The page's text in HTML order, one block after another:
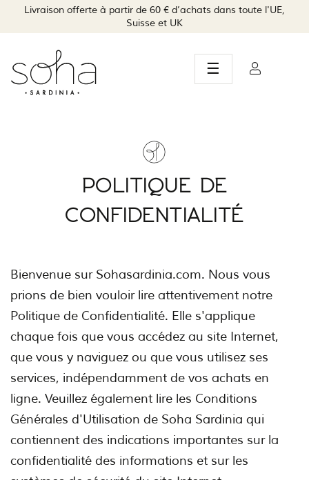
Livraison offerte à partir de 60 € d’achats dans toute l'UE,
Suisse et UK
Basculer
la
☰
POLITIQUE DE
CONFIDENTIALITÉ
Bienvenue sur Sohasardinia.com. Nous vous
prions de bien vouloir lire attentivement notre
Politique de Confidentialité. Elle s'applique
chaque fois que vous accédez au site Internet,
que vous y naviguez ou que vous utilisez ses
services, indépendamment de vos achats en
ligne. Veuillez également lire les Conditions
Générales d'Utilisation de Soha Sardinia qui
contiennent des indications importantes sur la
confidentialité des informations et sur les